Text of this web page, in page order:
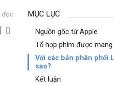
đọc
0
MỤC LỤC
Nguồn gốc từ Apple
Tổ hợp phím được mang
Với các bản phân phối
sao?
Kết luận